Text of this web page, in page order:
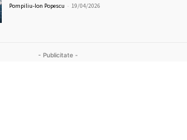
Pompiliu-Ion Popescu - 19/04/2026
- Publicitate -